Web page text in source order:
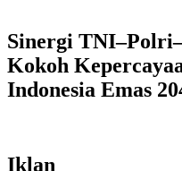
Sinergi
Kokoh
Indonesia Emas
Iklan